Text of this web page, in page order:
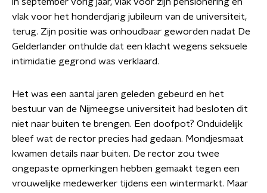
vlak voor het honderdjarig jubileum van de universiteit,
terug. Zijn positie was onhoudbaar geworden nadat De
Gelderlander onthulde dat een klacht wegens seksuele
intimidatie gegrond was verklaard.
Het was een aantal jaren geleden gebeurd en het
bestuur van de Nijmeegse universiteit had besloten dit
niet naar buiten te brengen. Een doofpot? Onduidelijk
bleef wat de rector precies had gedaan. Mondjesmaat
kwamen details naar buiten. De rector zou twee
ongepaste opmerkingen hebben gemaakt tegen een
vrouwelijke medewerker tijdens een wintermarkt. Maar